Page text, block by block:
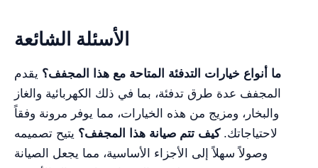
الأسئلة الشائعة
ما أنواع خيارات التدفئة المتاحة مع هذا المجفف؟ يقدم
المجفف عدة طرق تدفئة، بما في ذلك الكهربائية والغاز
والبخار، ومزيج من هذه الخيارات، مما يوفر مرونة وفقاً
لاحتياجاتك.كيف تتم صيانة هذا المجفف؟ يتيح تصميمه
وصولاً سهلاً إلى الأجزاء الأساسية، مما يجعل الصيانة